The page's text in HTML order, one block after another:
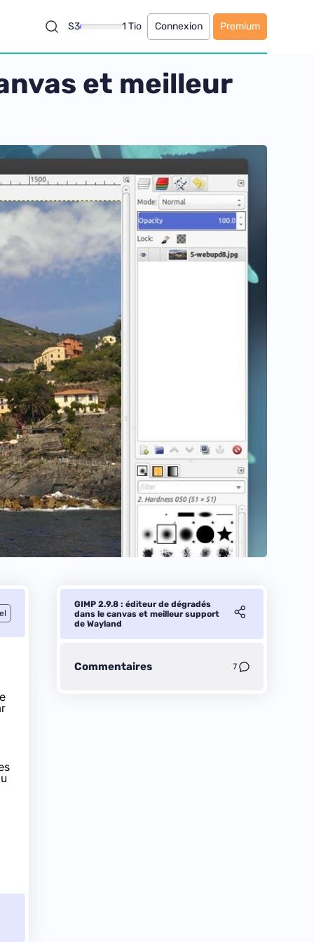
S3 1 Tio Connexion Premium
et meilleur
GIMP 2.9.8 : éditeur de dégradés
dans le canvas et meilleur support
de Wayland
Commentaires 7